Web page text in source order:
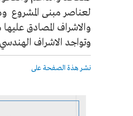
لعناصر مبنى المشروع
والاشراف المصادق
وتواجد الاشراف الهندسي
نشر هذة الصفحة على